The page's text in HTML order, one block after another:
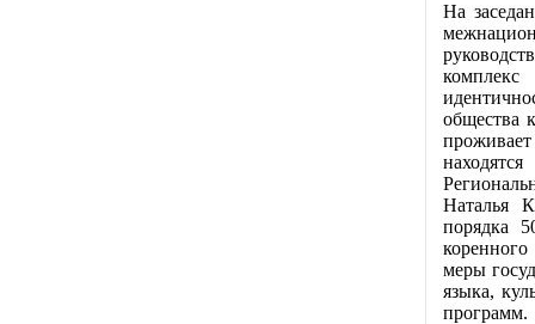
На
общества
проживает
Наталья
порядка
меры
языка,
программ.